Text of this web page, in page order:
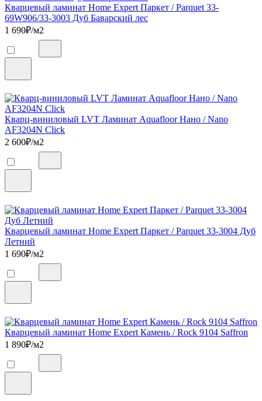
Кварцевый ламинат Home Expert Паркет / Parquet 33-
69W906/33-3003 Дуб Баварский лес
1 690₽/м2
Кварц-виниловый LVT Ламинат Aquafloor Нано / Nano
AF3204N Click
2 600₽/м2
Кварцевый ламинат Home Expert Паркет / Parquet 33-3004 Дуб
Летний
1 690₽/м2
Кварцевый ламинат Home Expert Камень / Rock 9104 Saffron
1 890₽/м2